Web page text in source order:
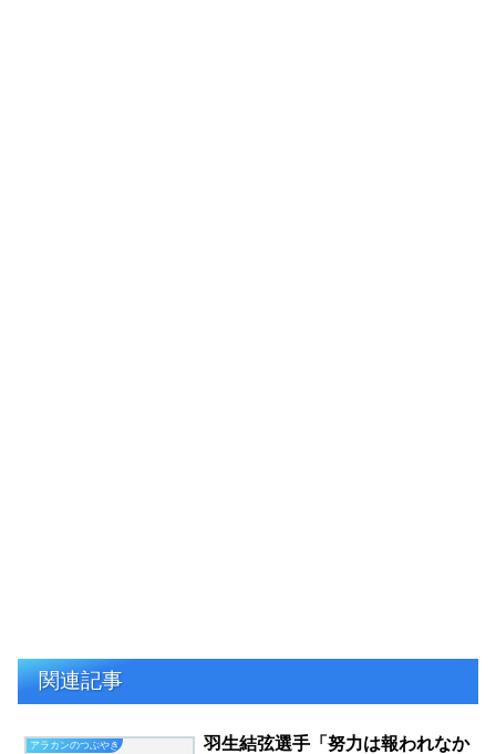
関連記事
アラカンのつぶやき
羽生結弦選手「努力は報われなか